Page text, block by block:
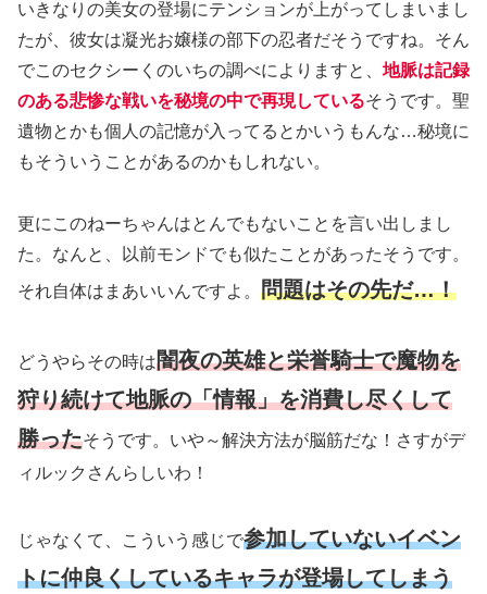
いきなりの美女の登場にテンションが上がってしまいまし
たが、彼女は凝光お嬢様の部下の忍者だそうですね。そん
でこのセクシーくのいちの調べによりますと、 地脈は記録
のある悲惨な戦いを秘境の中で再現しているそうです。聖
遺物とかも個人の記憶が入ってるとかいうもんな…秘境に
もそういうことがあるのかもしれない。
更にこのねーちゃんはとんでもないことを言い出しまし
た。なんと、以前モンドでも似たことがあったそうです。
それ自体はまあいいんですよ。 問題はその先だ…！
どうやらその時は闇夜の英雄と栄誉騎士で魔物を
狩り続けて地脈の「情報」を消費し尽くして
勝ったそうです。いや～解決方法が脳筋だな！さすがデ
ィルックさんらしいわ！
じゃなくて、こういう感じで参加していないイベン
トに仲良くしているキャラが登場してしまう